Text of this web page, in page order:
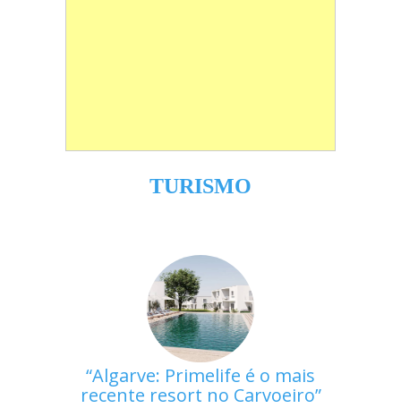
TURISMO
Algarve: Primelife é o mais
recente resort no Carvoeiro